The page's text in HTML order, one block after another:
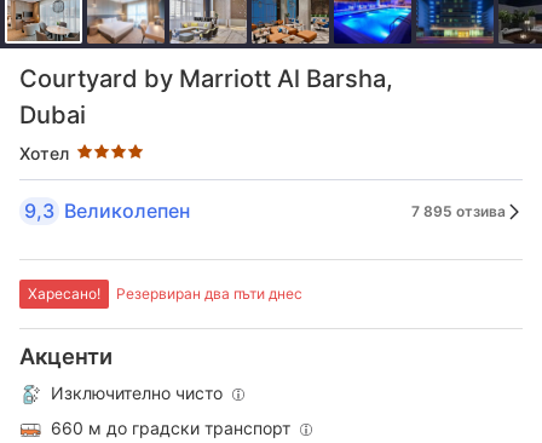
Courtyard by Marriott Al Barsha,
Dubai
Хотел
Оценка в звезди: 4 звезди
9,3 Великолепен 7 895 отзива
Харесано! Резервиран два пъти днес
Акценти
Изключително чисто
660 м до градски транспорт